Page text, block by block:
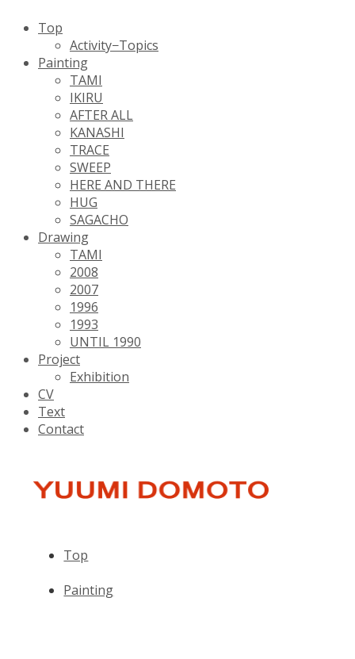
Top
Activity−Topics
Painting
TAMI
IKIRU
AFTER ALL
KANASHI
TRACE
SWEEP
HERE AND THERE
HUG
SAGACHO
Drawing
TAMI
2008
2007
1996
1993
UNTIL 1990
Project
Exhibition
CV
Text
Contact
Top
Painting